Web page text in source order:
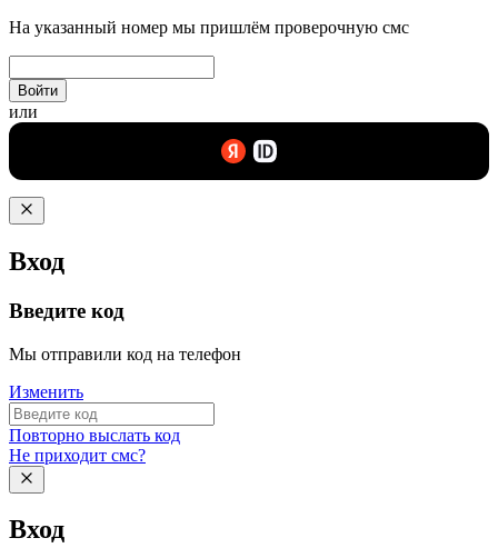
На указанный номер мы пришлём проверочную смс
Войти
или
Вход
Введите код
Мы отправили код на телефон
Изменить
Повторно выслать код
Не приходит смс?
Вход